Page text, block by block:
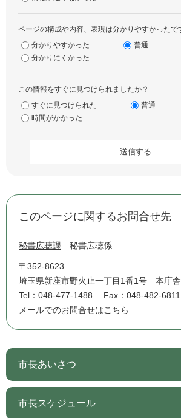
ページの構成や内容、表現は分かりやすかったで
分かりやすかった
普通
分かりにくかった
この情報をすぐに見つけられましたか？
すぐに見つけられた
普通
時間がかかった
このページに関するお問合せ先
秘書広聴課 秘書広聴係
〒352-8623
埼玉県新座市野火止一丁目1番1号 本庁
Tel：048-477-1488
Fax：048-482-6811
メールでのお問合せはこちら
市長あいさつ
市長スケジュール